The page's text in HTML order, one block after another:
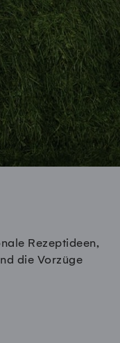
Rezeptideen,
die Vorzüge